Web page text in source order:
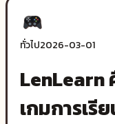
ทั่วไป2026-03-01
LenLearn
เกมการเรี